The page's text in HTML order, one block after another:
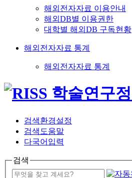
해외전자자료 이용안내
해외DB별 이용권한
대학별 해외DB 구독현황
해외전자자료 통계
해외전자자료 통계
검색환경설정
검색도움말
다국어입력
검색